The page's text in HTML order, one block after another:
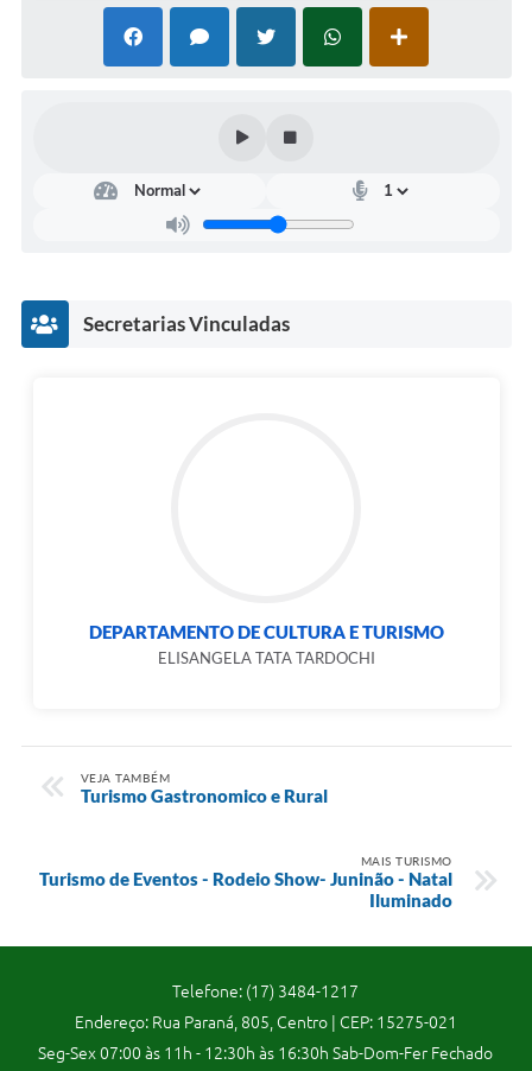
Audiências Públicas
Galeria de Vídeos
Contas Públicas
Jornal
Agenda
Secretarias Vinculadas
DEPARTAMENTO DE CULTURA E TURISMO
ELISANGELA TATA TARDOCHI
VEJA TAMBÉM
Turismo Gastronomico e Rural
MAIS TURISMO
Turismo de Eventos - Rodeio Show- Juninão - Natal
Iluminado
Telefone: (17) 3484-1217
Endereço: Rua Paraná, 805, Centro | CEP: 15275-021
Seg-Sex 07:00 às 11h - 12:30h às 16:30h Sab-Dom-Fer Fechado